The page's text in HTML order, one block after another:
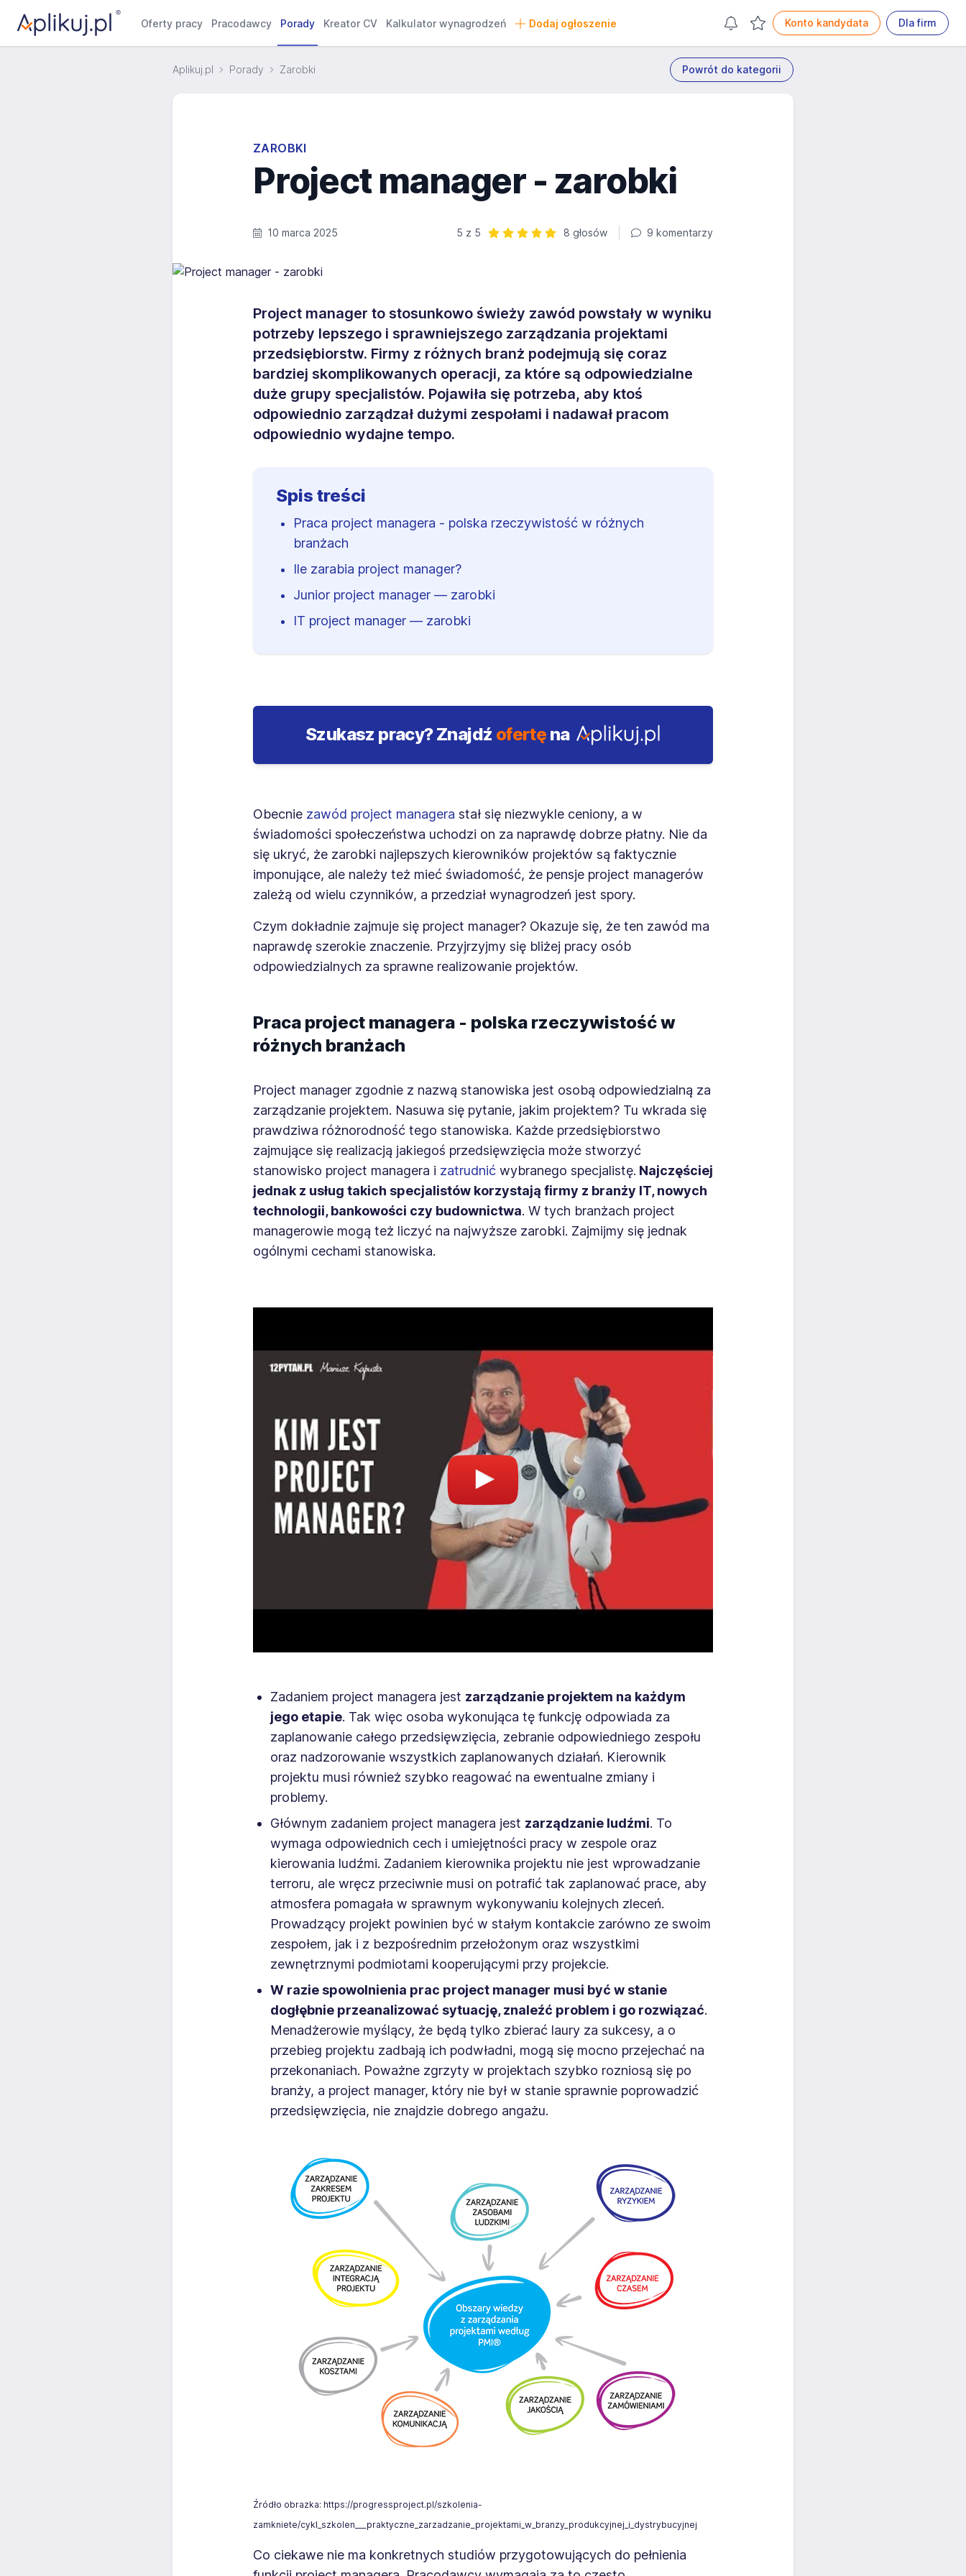
Oferty pracy Pracodawcy Porady Kreator CV Kalkulator wynagrodzeń Dodaj ogłoszenie Konto kandydata Dla firm
Aplikuj.pl Porady Zarobki Powrót do kategorii
ZAROBKI
Project manager - zarobki
10 marca 2025
5 z 5
8 głosów 9 komentarzy
Project manager to stosunkowo świeży zawód powstały w wyniku
potrzeby lepszego i sprawniejszego zarządzania projektami
przedsiębiorstw. Firmy z różnych branż podejmują się coraz
bardziej skomplikowanych operacji, za które są odpowiedzialne
duże grupy specjalistów. Pojawiła się potrzeba, aby ktoś
odpowiednio zarządzał dużymi zespołami i nadawał pracom
odpowiednio wydajne tempo.
Spis treści
Praca project managera - polska rzeczywistość w różnych
branżach
Ile zarabia project manager?
Junior project manager — zarobki
IT project manager — zarobki
Szukasz pracy?Znajdź ofertę na
Obecnie zawód project managera stał się niezwykle ceniony, a w
świadomości społeczeństwa uchodzi on za naprawdę dobrze płatny. Nie da
się ukryć, że zarobki najlepszych kierowników projektów są faktycznie
imponujące, ale należy też mieć świadomość, że pensje project managerów
zależą od wielu czynników, a przedział wynagrodzeń jest spory.
Czym dokładnie zajmuje się project manager? Okazuje się, że ten zawód ma
naprawdę szerokie znaczenie. Przyjrzyjmy się bliżej pracy osób
odpowiedzialnych za sprawne realizowanie projektów.
Praca project managera - polska rzeczywistość w
różnych branżach
Project manager zgodnie z nazwą stanowiska jest osobą odpowiedzialną za
zarządzanie projektem. Nasuwa się pytanie, jakim projektem? Tu wkrada się
prawdziwa różnorodność tego stanowiska. Każde przedsiębiorstwo
zajmujące się realizacją jakiegoś przedsięwzięcia może stworzyć
stanowisko project managera i zatrudnić wybranego specjalistę. Najczęściej
jednak z usług takich specjalistów korzystają firmy z branży IT, nowych
technologii, bankowości czy budownictwa. W tych branżach project
managerowie mogą też liczyć na najwyższe zarobki. Zajmijmy się jednak
ogólnymi cechami stanowiska.
Zadaniem project managera jest zarządzanie projektem na każdym
jego etapie. Tak więc osoba wykonująca tę funkcję odpowiada za
zaplanowanie całego przedsięwzięcia, zebranie odpowiedniego zespołu
oraz nadzorowanie wszystkich zaplanowanych działań. Kierownik
projektu musi również szybko reagować na ewentualne zmiany i
problemy.
Głównym zadaniem project managera jest zarządzanie ludźmi. To
wymaga odpowiednich cech i umiejętności pracy w zespole oraz
kierowania ludźmi. Zadaniem kierownika projektu nie jest wprowadzanie
terroru, ale wręcz przeciwnie musi on potrafić tak zaplanować prace, aby
atmosfera pomagała w sprawnym wykonywaniu kolejnych zleceń.
Prowadzący projekt powinien być w stałym kontakcie zarówno ze swoim
zespołem, jak i z bezpośrednim przełożonym oraz wszystkimi
zewnętrznymi podmiotami kooperującymi przy projekcie.
W razie spowolnienia prac project manager musi być w stanie
dogłębnie przeanalizować sytuację, znaleźć problem i go rozwiązać.
Menadżerowie myślący, że będą tylko zbierać laury za sukcesy, a o
przebieg projektu zadbają ich podwładni, mogą się mocno przejechać na
przekonaniach. Poważne zgrzyty w projektach szybko rozniosą się po
branży, a project manager, który nie był w stanie sprawnie poprowadzić
przedsięwzięcia, nie znajdzie dobrego angażu.
Źródło obrazka: https://progressproject.pl/szkolenia-
zamkniete/cykl_szkolen___praktyczne_zarzadzanie_projektami_w_branzy_produkcyjnej_i_dystrybucyjnej
Co ciekawe nie ma konkretnych studiów przygotowujących do pełnienia